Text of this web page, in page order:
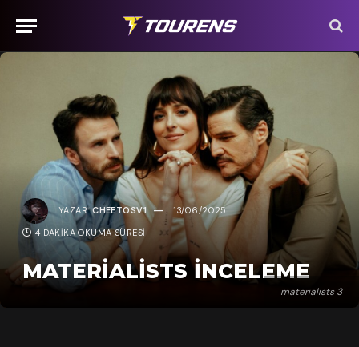
materialists 3
YAZAR: CHEETOSV1 13/06/2025
4 DAKIKA OKUMA SÜRESI
MATERIALISTS İNCELEME